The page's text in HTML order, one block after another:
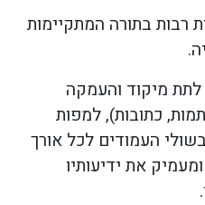
רבות בתורה המתקיימות
מיקוד והעמקה
כתובות), למפות
העמודים לכל אורך
את ידיעותיו